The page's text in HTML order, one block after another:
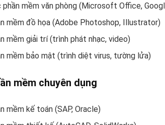
phần mềm văn phòng (Microsoft Office,
mềm đồ họa (Adobe Photoshop, Illustrator)
mềm giải trí (trình phát nhạc, video)
mềm bảo mật (trình diệt virus, tường lửa)
mềm chuyên dụng
mềm kế toán (SAP, Oracle)